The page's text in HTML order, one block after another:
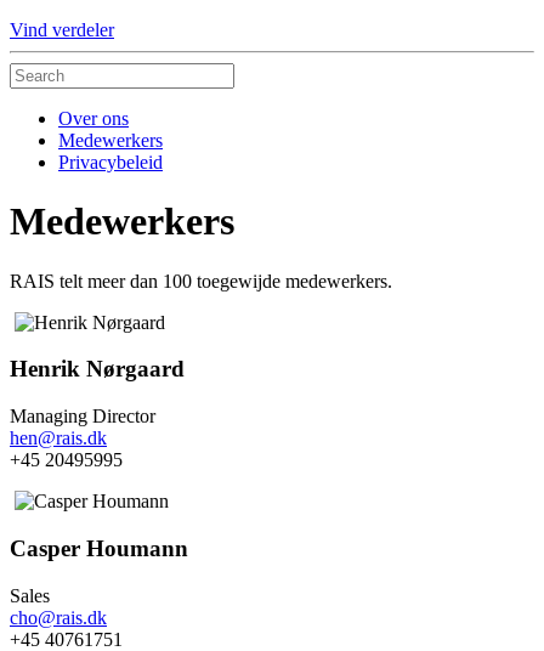
Vind verdeler
Over ons
Medewerkers
Privacybeleid
Medewerkers
RAIS telt meer dan 100 toegewijde medewerkers.
Henrik Nørgaard
Managing Director
hen@rais.dk
+45 20495995
Casper Houmann
Sales
cho@rais.dk
+45 40761751